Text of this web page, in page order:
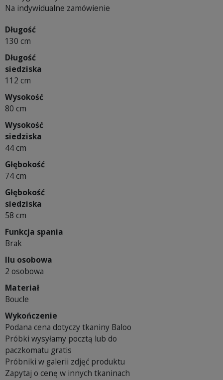
Na indywidualne zamówienie
Długość
130 cm
Długość
siedziska
112 cm
Wysokość
80 cm
Wysokość
siedziska
44 cm
Głębokość
74 cm
Głębokość
siedziska
58 cm
Funkcja spania
Brak
Ilu osobowa
2 osobowa
Materiał
Boucle
Wykończenie
Podana cena dotyczy tkaniny Baloo
Próbki wysyłamy pocztą lub do
paczkomatu gratis
Próbniki w galerii zdjęć produktu
Zapytaj o cenę w innych tkaninach